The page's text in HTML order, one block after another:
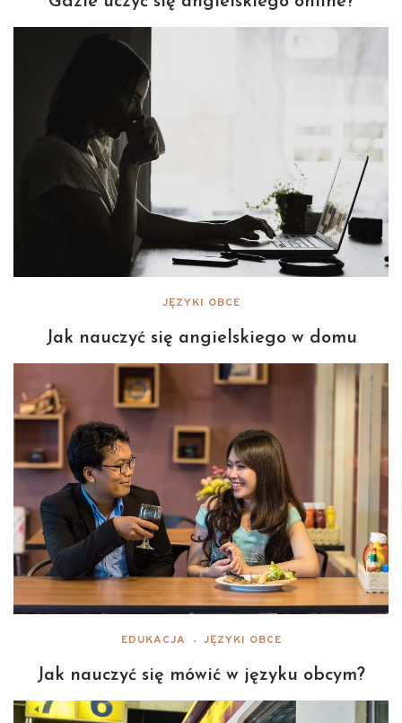
JĘZYKI OBCE
Jak nauczyć się angielskiego w domu
EDUKACJA JĘZYKI OBCE
Jak nauczyć się mówić w języku obcym?